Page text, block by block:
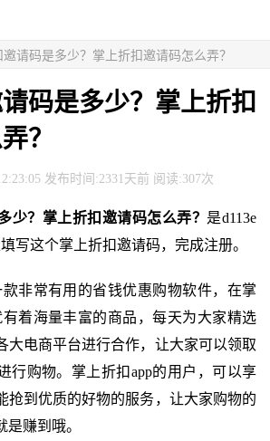
请码是多少？掌上折扣邀请码怎么弄？
码是多少？掌上折扣
？
发布时间:2331天前 阅读:307次
少？掌上折扣邀请码怎么弄？ 是d113e
写这个掌上折扣邀请码，完成注册。
款非常有用的省钱优惠购物软件，在掌
有着海量丰富的商品，每天为大家精选
大电商平台进行合作，让大家可以领取
行购物。掌上折扣app的用户，可以享
抢到优质的好物的服务，让大家购物的
赚到哦。